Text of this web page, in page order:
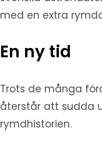
med en extra
En ny tid
Trots de många
återstår att sudda
rymdhistorien.